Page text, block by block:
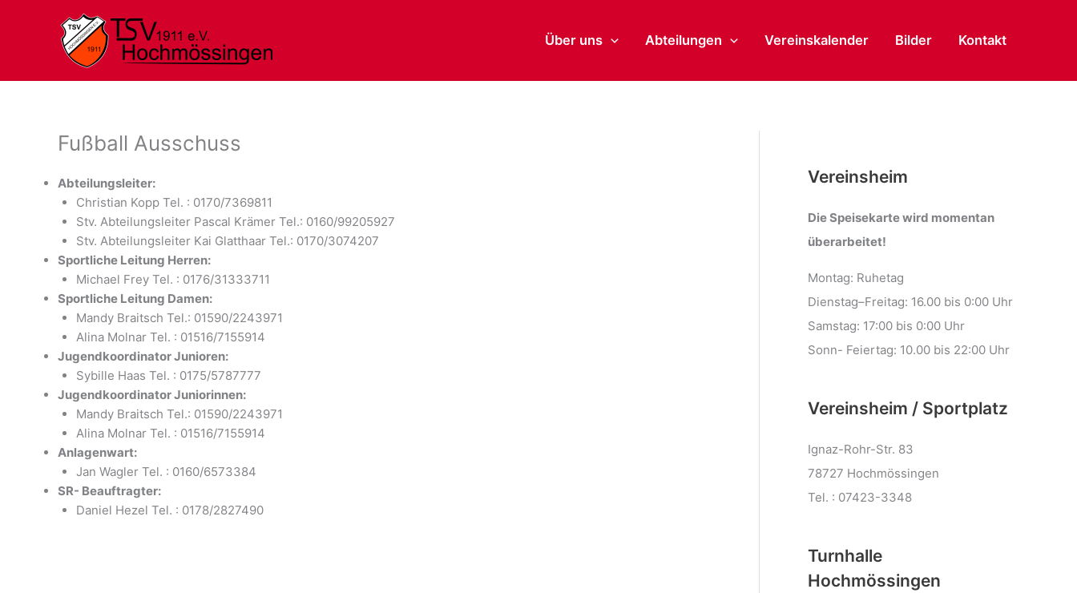
Über uns Abteilungen Vereinskalender Bilder Kontakt
Fußball Ausschuss
Abteilungsleiter:
Christian Kopp Tel. : 0170/7369811
Stv. Abteilungsleiter Pascal Krämer Tel.: 0160/99205927
Stv. Abteilungsleiter Kai Glatthaar Tel.: 0170/3074207
Sportliche Leitung Herren:
Michael Frey Tel. : 0176/31333711
Sportliche Leitung Damen:
Mandy Braitsch Tel.: 01590/2243971
Alina Molnar Tel. : 01516/7155914
Jugendkoordinator Junioren:
Sybille Haas Tel. : 0175/5787777
Jugendkoordinator Juniorinnen:
Mandy Braitsch Tel.: 01590/2243971
Alina Molnar Tel. : 01516/7155914
Anlagenwart:
Jan Wagler Tel. : 0160/6573384
SR- Beauftragter:
Daniel Hezel Tel. : 0178/2827490
Vereinsheim
Die Speisekarte wird momentan
überarbeitet!
Montag: Ruhetag
Dienstag–Freitag: 16.00 bis 0:00 Uhr
Samstag: 17:00 bis 0:00 Uhr
Sonn- Feiertag: 10.00 bis 22:00 Uhr
Vereinsheim / Sportplatz
Ignaz-Rohr-Str. 83
78727 Hochmössingen
Tel. : 07423-3348
Turnhalle
Hochmössingen